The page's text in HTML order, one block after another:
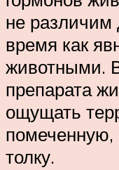
не различим
время как
животными.
препарата
ощущать
помеченную,
толку.